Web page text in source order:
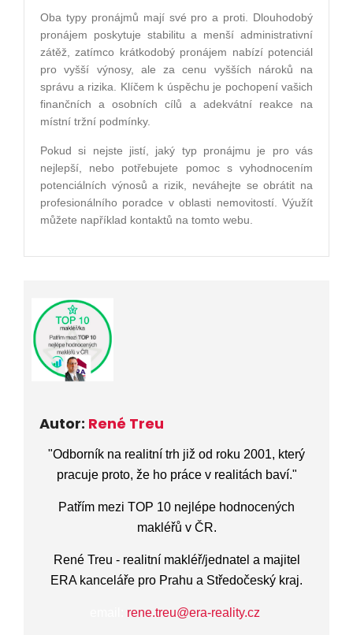
Oba typy pronájmů mají své pro a proti. Dlouhodobý
pronájem poskytuje stabilitu a menší administrativní
zátěž, zatímco krátkodobý pronájem nabízí potenciál
pro vyšší výnosy, ale za cenu vyšších nároků na
správu a rizika. Klíčem k úspěchu je pochopení vašich
finančních a osobních cílů a adekvátní reakce na
místní tržní podmínky.
Pokud si nejste jistí, jaký typ pronájmu je pro vás
nejlepší, nebo potřebujete pomoc s vyhodnocením
potenciálních výnosů a rizik, neváhejte se obrátit na
profesionálního poradce v oblasti nemovitostí. Výužít
můžete například kontaktů na tomto webu.
Autor: René Treu
"Odborník na realitní trh již od roku 2001, který
pracuje proto, že ho práce v realitách baví."
Patřím mezi TOP 10 nejlépe hodnocených
makléřů v ČR.
René Treu - realitní makléř/jednatel a majitel
ERA kanceláře pro Prahu a Středočeský kraj.
rene.treu@era-reality.cz